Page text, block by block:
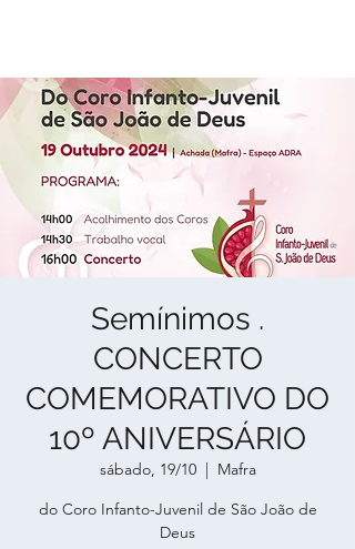
Semínimos .
CONCERTO
COMEMORATIVO DO
10º ANIVERSÁRIO
sábado, 19/10
  |
Mafra
do Coro Infanto-Juvenil de São João de
Deus